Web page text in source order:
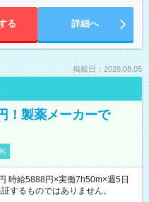
る 詳細へ
掲載日：2026.08.05
！製薬メーカーで
給5888円×実働7h50m×週5日
するものではありません。